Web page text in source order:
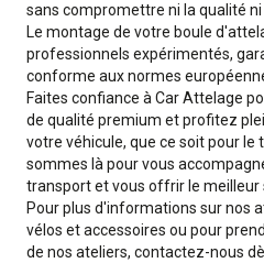
sans compromettre ni la qualité
Le montage de votre boule
professionnels expérimentés,
conforme aux normes
Faites confiance à Car Attelage
de qualité premium et profitez
votre véhicule, que ce soit pour le
sommes là pour vous
transport et vous offrir le meilleur
Pour plus d'informations sur nos
vélos et accessoires ou pour
de nos ateliers, contactez-nous